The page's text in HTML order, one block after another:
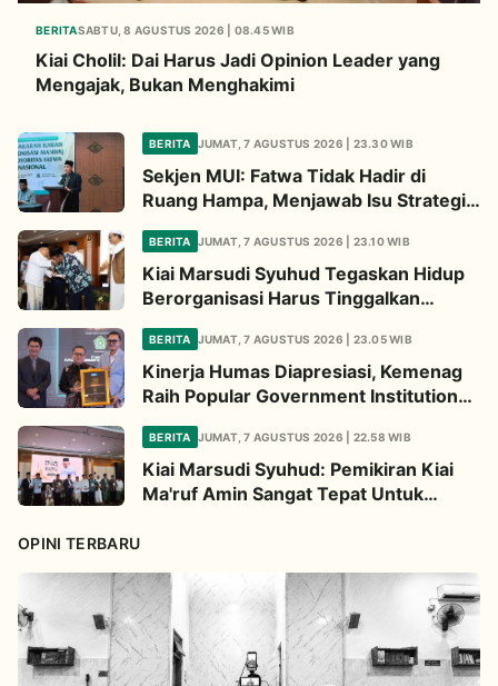
BERITASABTU, 8 AGUSTUS 2026 | 08.45 WIB
Kiai Cholil: Dai Harus Jadi Opinion Leader yang
Mengajak, Bukan Menghakimi
BERITA JUMAT, 7 AGUSTUS 2026 | 23.30 WIB
Sekjen MUI: Fatwa Tidak Hadir di
Ruang Hampa, Menjawab Isu Strategis
BERITA JUMAT, 7 AGUSTUS 2026 | 23.10 WIB
Kiai Marsudi Syuhud Tegaskan Hidup
Berorganisasi Harus Tinggalkan
BERITA JUMAT, 7 AGUSTUS 2026 | 23.05 WIB
Kinerja Humas Diapresiasi, Kemenag
Raih Popular Government Institutions
BERITA JUMAT, 7 AGUSTUS 2026 | 22.58 WIB
Kiai Marsudi Syuhud: Pemikiran Kiai
Ma'ruf Amin Sangat Tepat Untuk
OPINI TERBARU